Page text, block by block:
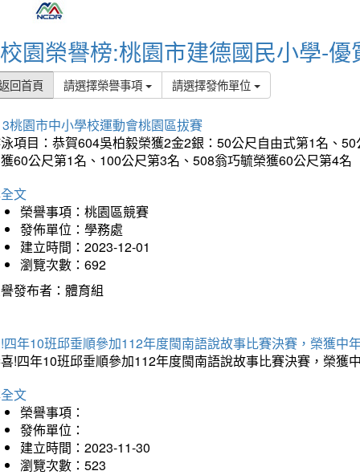
校園榮譽榜:桃園市建德國民小學-優
回首頁 請選擇榮譽事項 請選擇發佈單位
桃園市中小學校運動會桃園區拔賽
項目：恭賀604吳柏毅榮獲2金2銀：50公尺自由式第1名、
60公尺第1名、100公尺第3名、508翁巧毓榮獲60公尺第4名
文
榮譽事項：桃園區競賽
發佈單位：學務處
建立時間：2023-12-01
瀏覽次數：692
發布者：體育組
四年10班邱垂順參加112年度閩南語說故事比賽決賽，榮獲中
!四年10班邱垂順參加112年度閩南語說故事比賽決賽，榮獲
文
榮譽事項：
發佈單位：
建立時間：2023-11-30
瀏覽次數：523